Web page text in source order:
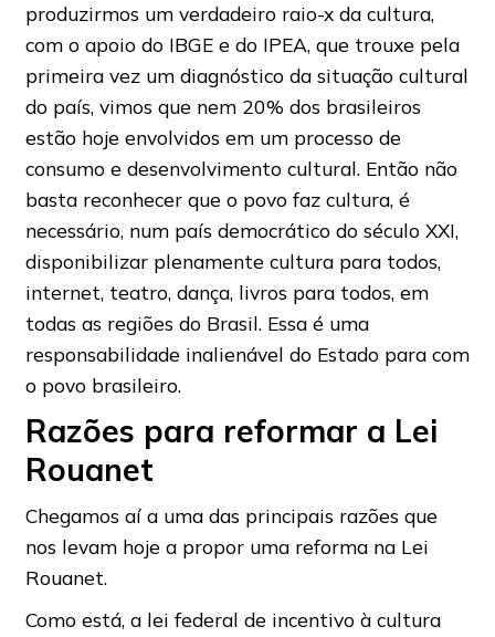
produzirmos um verdadeiro raio-x da cultura,
com o apoio do IBGE e do IPEA, que trouxe pela
primeira vez um diagnóstico da situação cultural
do país, vimos que nem 20% dos brasileiros
estão hoje envolvidos em um processo de
consumo e desenvolvimento cultural. Então não
basta reconhecer que o povo faz cultura, é
necessário, num país democrático do século XXI,
disponibilizar plenamente cultura para todos,
internet, teatro, dança, livros para todos, em
todas as regiões do Brasil. Essa é uma
responsabilidade inalienável do Estado para com
o povo brasileiro.
Razões para reformar a Lei
Rouanet
Chegamos aí a uma das principais razões que
nos levam hoje a propor uma reforma na Lei
Rouanet.
Como está, a lei federal de incentivo à cultura